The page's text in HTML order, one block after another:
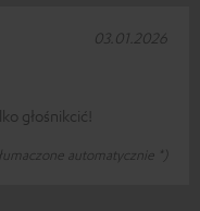
głośnikcić!
automatycznie *)
03.01.2026